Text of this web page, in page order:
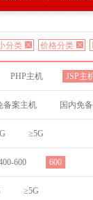
分类 价格分类
PHP主机 JSP主
备案主机 国内免
≥5G
600 600
≥5G